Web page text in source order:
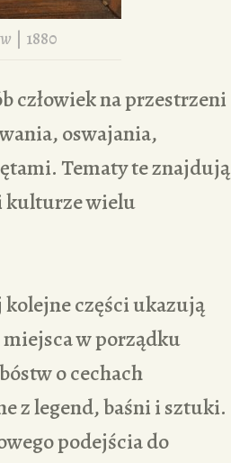
| 1880
człowiek na przestrzeni
oswajania,
Tematy te znajdują
kulturze wielu
części ukazują
w porządku
o cechach
z legend, baśni i sztuki.
podejścia do